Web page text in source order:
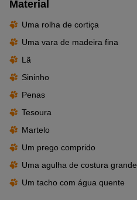
Material
Uma rolha de cortiça
Uma vara de madeira fina
Lã
Sininho
Penas
Tesoura
Martelo
Um prego comprido
Uma agulha de costura grande
Um tacho com água quente